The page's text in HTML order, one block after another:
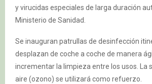
y virucidas especiales de larga duración
Ministerio de Sanidad.
Se inauguran patrullas de desinfección
desplazan de coche a coche de manera
incrementar la limpieza entre los usos. La
aire (ozono) se utilizará como refuerzo.